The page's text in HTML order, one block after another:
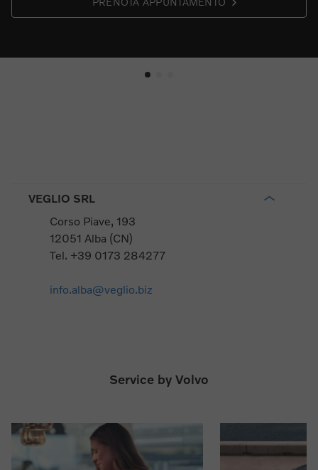
VEGLIO SRL
Corso Piave, 193
12051 Alba (CN)
Tel. +39 0173 284277
info.alba@veglio.biz
Service by Volvo